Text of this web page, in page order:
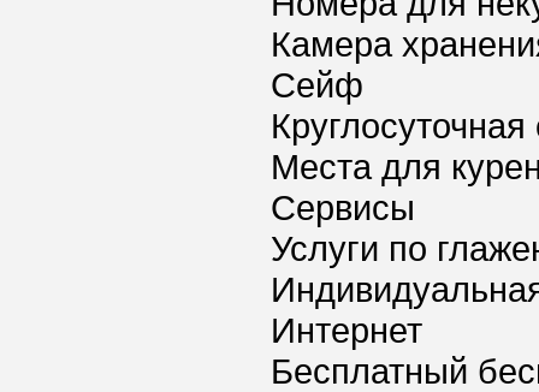
Камера
Сейф
Места для
Сервисы
Услуги по
Интернет
Бесплатный